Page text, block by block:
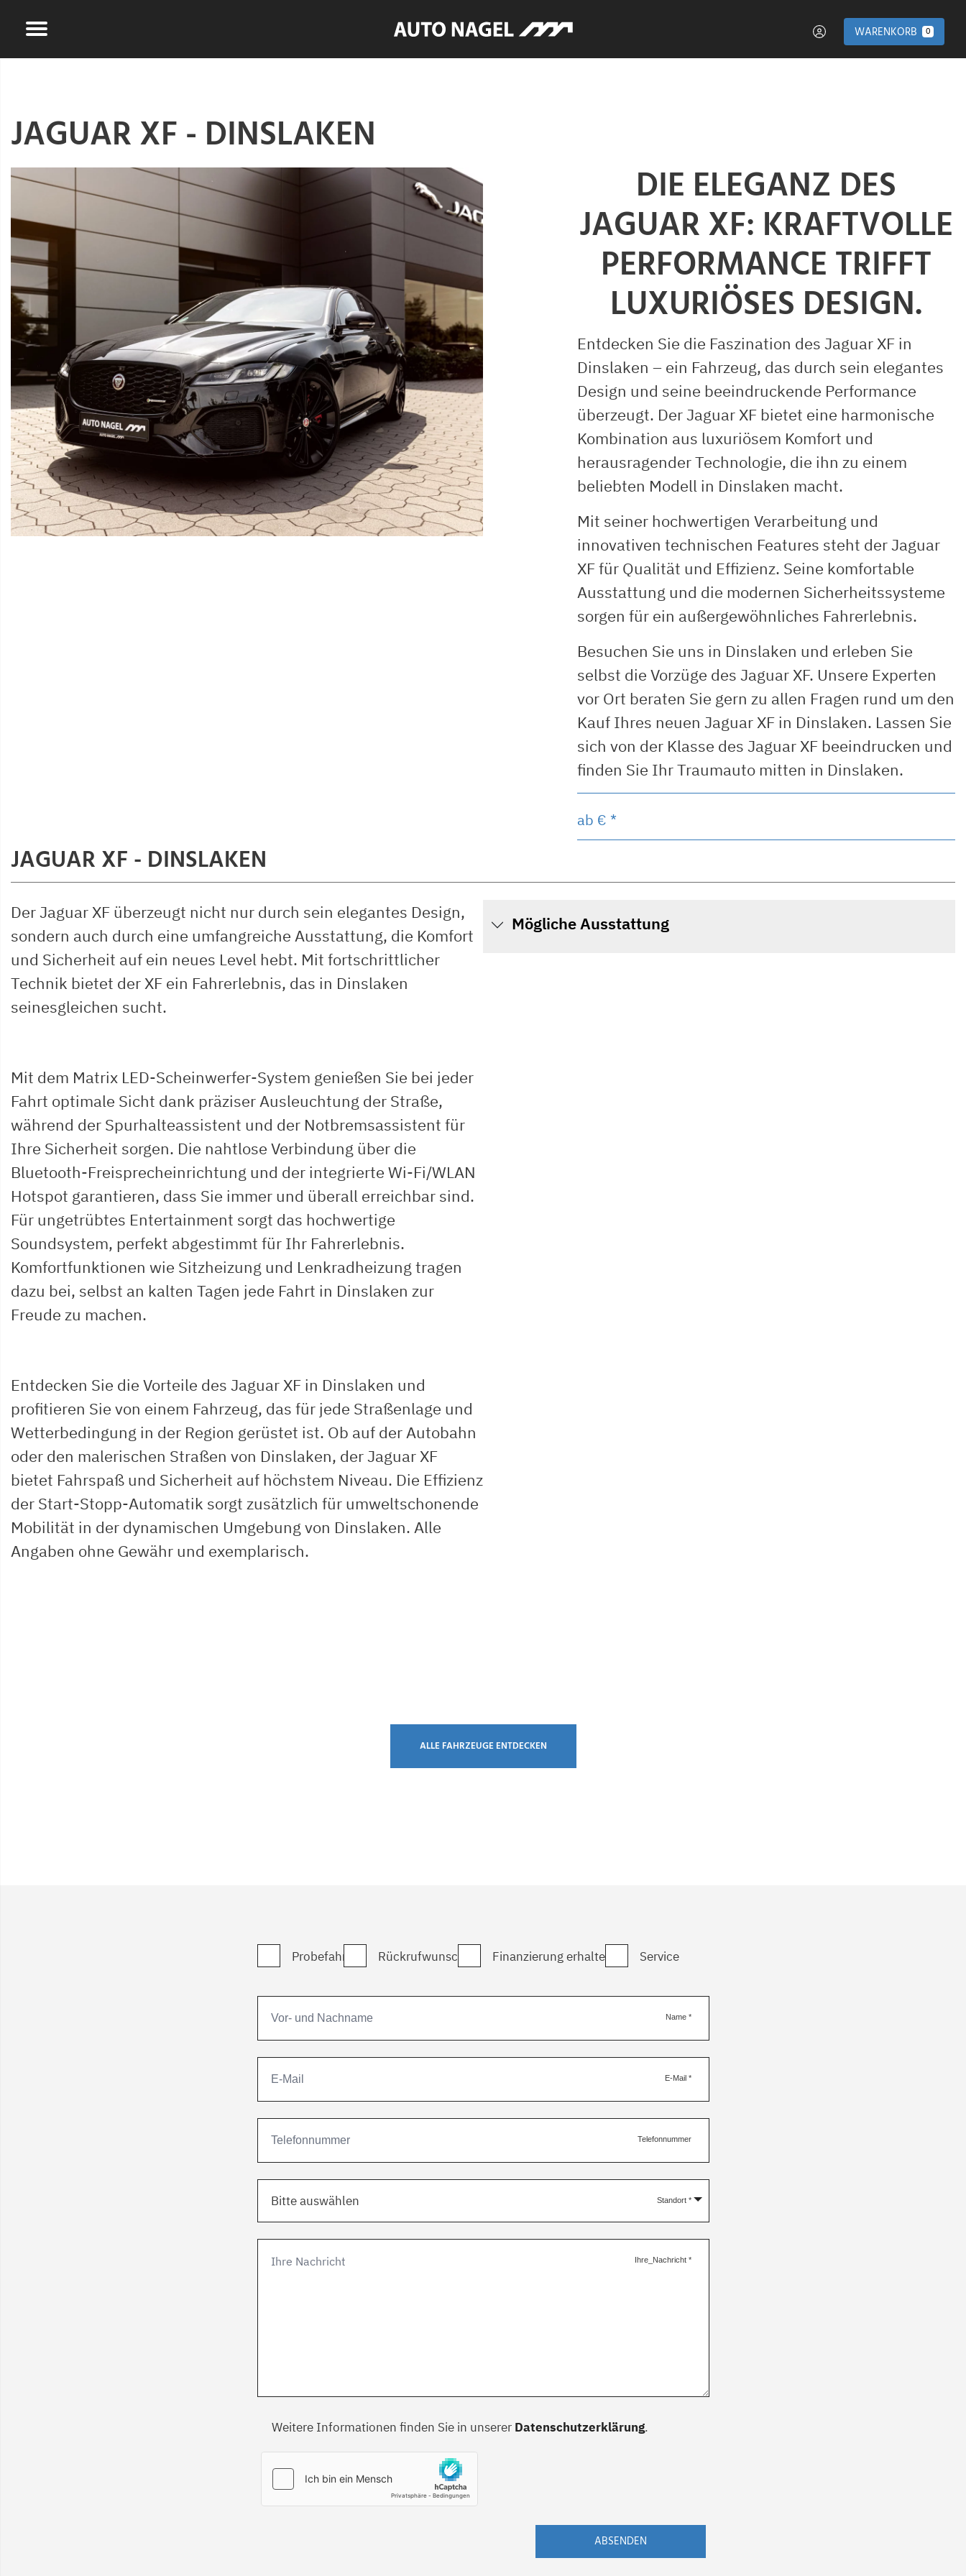
WARENKORB 0
JAGUAR XF - DINSLAKEN
DIE ELEGANZ DES
JAGUAR XF: KRAFTVOLLE
PERFORMANCE TRIFFT
LUXURIÖSES DESIGN.
Entdecken Sie die Faszination des Jaguar XF in
Dinslaken – ein Fahrzeug, das durch sein elegantes
Design und seine beeindruckende Performance
überzeugt. Der Jaguar XF bietet eine harmonische
Kombination aus luxuriösem Komfort und
herausragender Technologie, die ihn zu einem
beliebten Modell in Dinslaken macht.
Mit seiner hochwertigen Verarbeitung und
innovativen technischen Features steht der Jaguar
XF für Qualität und Effizienz. Seine komfortable
Ausstattung und die modernen Sicherheitssysteme
sorgen für ein außergewöhnliches Fahrerlebnis.
Besuchen Sie uns in Dinslaken und erleben Sie
selbst die Vorzüge des Jaguar XF. Unsere Experten
vor Ort beraten Sie gern zu allen Fragen rund um den
Kauf Ihres neuen Jaguar XF in Dinslaken. Lassen Sie
sich von der Klasse des Jaguar XF beeindrucken und
finden Sie Ihr Traumauto mitten in Dinslaken.
ab € *
JAGUAR XF - DINSLAKEN
Der Jaguar XF überzeugt nicht nur durch sein elegantes Design,
sondern auch durch eine umfangreiche Ausstattung, die Komfort
und Sicherheit auf ein neues Level hebt. Mit fortschrittlicher
Technik bietet der XF ein Fahrerlebnis, das in Dinslaken
seinesgleichen sucht.
Mit dem Matrix LED-Scheinwerfer-System genießen Sie bei jeder
Fahrt optimale Sicht dank präziser Ausleuchtung der Straße,
während der Spurhalteassistent und der Notbremsassistent für
Ihre Sicherheit sorgen. Die nahtlose Verbindung über die
Bluetooth-Freisprecheinrichtung und der integrierte Wi-Fi/WLAN
Hotspot garantieren, dass Sie immer und überall erreichbar sind.
Für ungetrübtes Entertainment sorgt das hochwertige
Soundsystem, perfekt abgestimmt für Ihr Fahrerlebnis.
Komfortfunktionen wie Sitzheizung und Lenkradheizung tragen
dazu bei, selbst an kalten Tagen jede Fahrt in Dinslaken zur
Freude zu machen.
Entdecken Sie die Vorteile des Jaguar XF in Dinslaken und
profitieren Sie von einem Fahrzeug, das für jede Straßenlage und
Wetterbedingung in der Region gerüstet ist. Ob auf der Autobahn
oder den malerischen Straßen von Dinslaken, der Jaguar XF
bietet Fahrspaß und Sicherheit auf höchstem Niveau. Die Effizienz
der Start-Stopp-Automatik sorgt zusätzlich für umweltschonende
Mobilität in der dynamischen Umgebung von Dinslaken. Alle
Angaben ohne Gewähr und exemplarisch.
Mögliche Ausstattung
ALLE FAHRZEUGE ENTDECKEN
Probefahrt Rückrufwunsch Finanzierung erhalten Service
Name *
E-Mail *
Telefonnummer
Standort *
Bitte auswählen
Ihre_Nachricht *
Weitere Informationen finden Sie in unserer Datenschutzerklärung.
ABSENDEN